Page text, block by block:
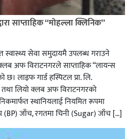
साप्ताहिक “मोहल्ला क्लिनिक”
स्वास्थ्य सेवा समुदायमै उपलब्ध गराउने
अफ विराटनगरले साप्ताहिक “लायन्स
लाइफ गार्ड हस्पिटल प्रा. लि.
तथा लियो क्लब अफ विराटनगरको
स्थानियलाई नियमित रूपमा
(BP) जाँच, रगतमा चिनी (Sugar) जाँच […]